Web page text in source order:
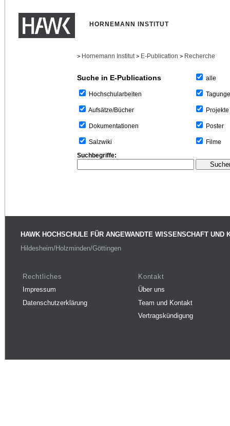
HORNEMANN INSTITUT
> Hornemann Institut > E-Publication > Recherche
Suche in E-Publications
Hochschularbeiten
Aufsätze/Bücher
Dokumentationen
Salzwiki
alle
Projekte
Poster
Filme
Suchbegriffe:
HAWK HOCHSCHULE FÜR ANGEWANDTE WISSENSCHAFT UND
Hildesheim/Holzminden/Göttingen
Rechtliches
Impressum
Datenschutzerklärung
Kontakt
Über uns
Team und Kontakt
Vertragskündigung